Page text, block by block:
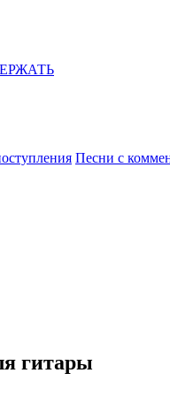
Песни с
гитары